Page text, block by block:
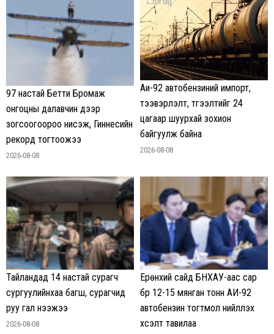
97 настай Бетти Бромаж
онгоцны далавчин дээр
зогсоогоороо нисэж, Гиннесийн
рекорд тогтоожээ
2026-08-08
Аи-92 автобензиний импорт,
тээвэрлэлт, түгээлтийг 24
цагаар шуурхай зохион
байгуулж байна
2026-08-08
Тайландад 14 настай сурагч
сургуулийнхаа багш, сурагчид
руу гал нээжээ
2026-08-08
Ерөнхий сайд БНХАУ-аас сар
бүр 12-15 мянган тонн АИ-92
автобензин тогтмол нийлүүлэх
хүсэлт тавилаа